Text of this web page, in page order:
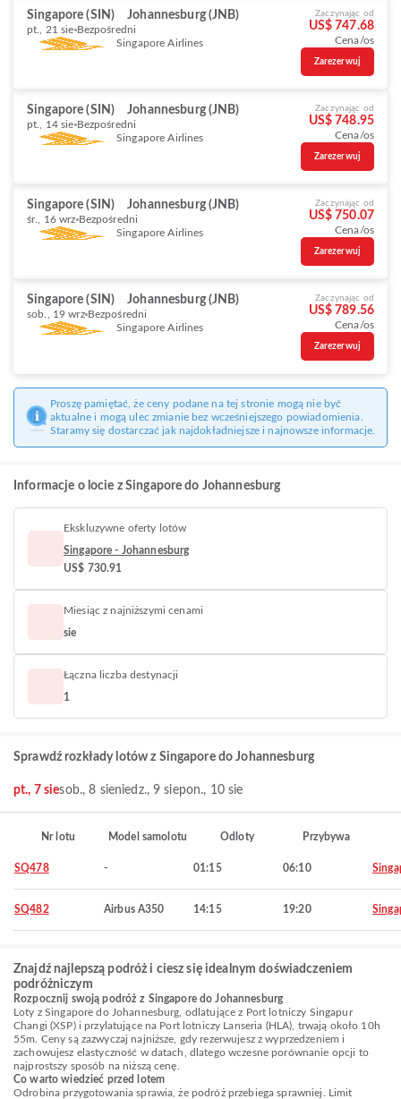
Singapore (SIN) Johannesburg (JNB)
pt., 21 sie Bezpośredni
Singapore Airlines
Zaczynając od
US$ 747.68
Cena/os
Zarezerwuj
Singapore (SIN) Johannesburg (JNB)
pt., 14 sie Bezpośredni
Singapore Airlines
Zaczynając od
US$ 748.95
Cena/os
Zarezerwuj
Singapore (SIN) Johannesburg (JNB)
śr., 16 wrz Bezpośredni
Singapore Airlines
Zaczynając od
US$ 750.07
Cena/os
Zarezerwuj
Singapore (SIN) Johannesburg (JNB)
sob., 19 wrz Bezpośredni
Singapore Airlines
Zaczynając od
US$ 789.56
Cena/os
Zarezerwuj
Proszę pamiętać, że ceny podane na tej stronie mogą nie być
aktualne i mogą ulec zmianie bez wcześniejszego powiadomienia.
Staramy się dostarczać jak najdokładniejsze i najnowsze informacje.
Informacje o locie z Singapore do Johannesburg
Ekskluzywne oferty lotów
Singapore - Johannesburg
US$ 730.91
Miesiąc z najniższymi cenami
sie
Łączna liczba destynacji
1
Sprawdź rozkłady lotów z Singapore do Johannesburg
pt., 7 siesob., 8 sieniedz., 9 siepon., 10 sie
Nr lotu Model samolotu Odloty Przybywa
SQ478 - 01:15 06:10
SQ482 Airbus A350 14:15 19:20
Znajdź najlepszą podróż i ciesz się idealnym doświadczeniem
podróżniczym
Rozpocznij swoją podróż z Singapore do Johannesburg
Loty z Singapore do Johannesburg, odlatujące z Port lotniczy Singapur
Changi (XSP) i przylatujące na Port lotniczy Lanseria (HLA), trwają około 10h
55m. Ceny są zazwyczaj najniższe, gdy rezerwujesz z wyprzedzeniem i
zachowujesz elastyczność w datach, dlatego wczesne porównanie opcji to
najprostszy sposób na niższą cenę.
Co warto wiedzieć przed lotem
Odrobina przygotowania sprawia, że podróż przebiega sprawniej. Limit